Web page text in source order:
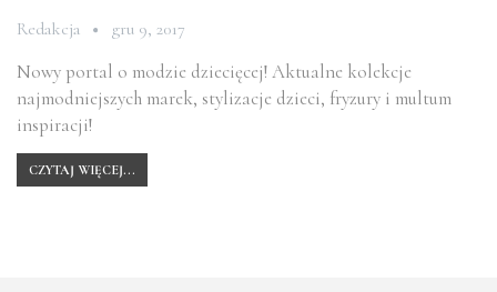
Redakcja gru 9, 2017
Nowy portal o modzie dziecięcej! Aktualne kolekcje
najmodniejszych marek, stylizacje dzieci, fryzury i multum
inspiracji!
CZYTAJ WIĘCEJ...